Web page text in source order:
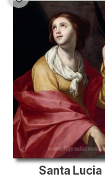
Santa Lucia